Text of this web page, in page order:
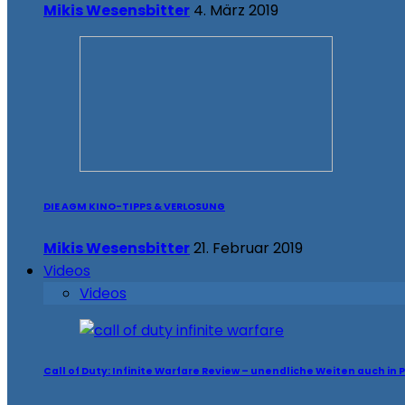
Mikis Wesensbitter 4. März 2019
DIE AGM KINO-TIPPS & VERLOSUNG
Mikis Wesensbitter21. Februar 2019
Videos
Videos
Call of Duty: Infinite Warfare Review – unendliche Weiten auch in